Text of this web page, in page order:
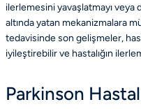
ilerlemesini yavaşlatmayı veya
altında yatan mekanizmalara
tedavisinde son gelişmeler,
iyileştirebilir ve hastalığın
Parkinson